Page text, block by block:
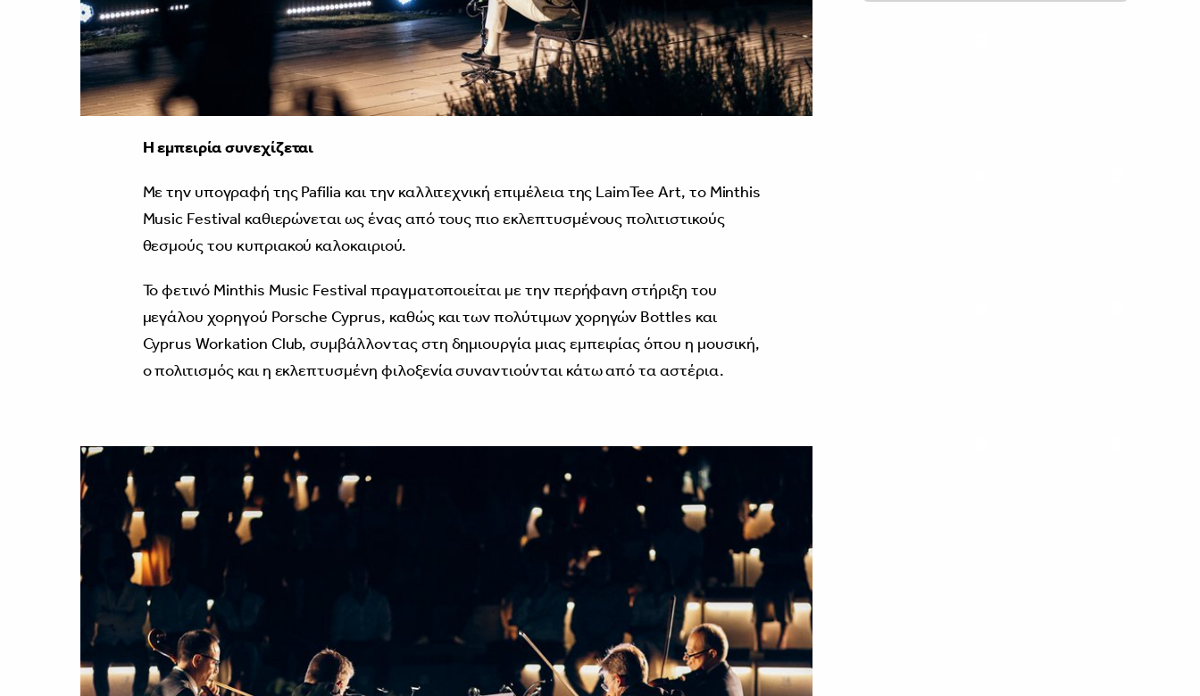
Η εμπειρία συνεχίζεται
Με την υπογραφή της Pafilia και την καλλιτεχνική επιμέλεια της LaimTee Art, το Minthis
Music Festival καθιερώνεται ως ένας από τους πιο εκλεπτυσμένους πολιτιστικούς
θεσμούς του κυπριακού καλοκαιριού.
Το φετινό Minthis Music Festival πραγματοποιείται με την περήφανη στήριξη του
μεγάλου χορηγού Porsche Cyprus, καθώς και των πολύτιμων χορηγών Bottles και
Cyprus Workation Club, συμβάλλοντας στη δημιουργία μιας εμπειρίας όπου η μουσική,
ο πολιτισμός και η εκλεπτυσμένη φιλοξενία συναντιούνται κάτω από τα αστέρια.